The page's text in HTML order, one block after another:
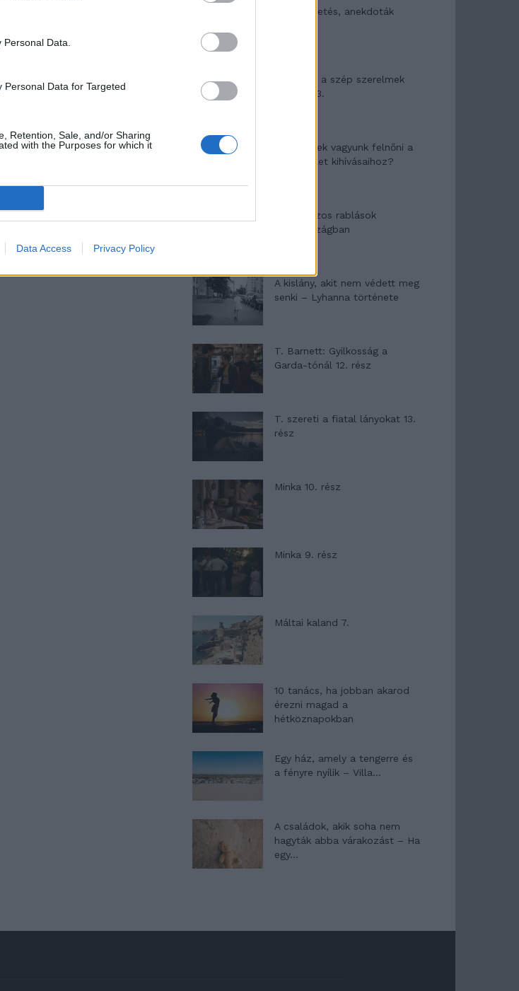
Data.
Data for Targeted
Retention, Sale, and/or Sharing
with the Purposes for which it
Data Access Privacy Policy
Nyár, nevetés, anekdoták
Panna és a szép szerelmek
mítosza 3.
Képtelenek vagyunk felnőni a
felnőtt élet kihívásaihoz?
Altatógázos rablások
Olaszországban
A kislány, akit nem védett meg
senki – Lyhanna története
T. Barnett: Gyilkosság a
Garda-tónál 12. rész
T. szereti a fiatal lányokat 13.
rész
Minka 10. rész
Minka 9. rész
Máltai kaland 7.
10 tanács, ha jobban akarod
érezni magad a
hétköznapokban
Egy ház, amely a tengerre és
a fényre nyílik – Villa...
A családok, akik soha nem
hagyták abba várakozást – Ha
egy...